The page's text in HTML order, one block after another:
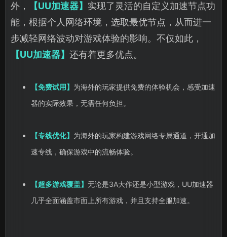
外，
【UU加速器】 实现了灵活的自定义加速节点功
能，根据个人网络环境，选取最优节点，从而进一
步减轻网络波动对游戏体验的影响。不仅如此，
【UU加速器】 还有着更多优点。
【免费试用】 为海外的玩家提供免费的体验机会，感受加速
器的实际效果，无需任何负担。
【专线优化】 为海外的玩家构建游戏网络专属通道，开通加
速专线，确保游戏中的流畅体验。
【超多游戏覆盖】 无论是3A大作还是小型游戏，UU加速器
几乎全面涵盖市面上所有游戏，并且支持全服加速。